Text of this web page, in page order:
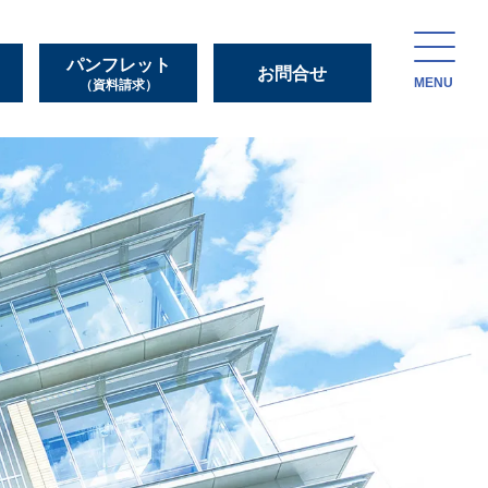
パンフレット
（資料請求）
お問合せ
MENU